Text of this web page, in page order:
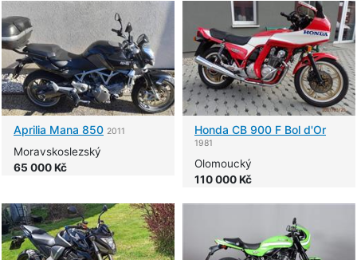
Aprilia Mana 850 2011
Moravskoslezský
65 000 Kč
Honda CB 900 F Bol d'Or
1981
Olomoucký
110 000 Kč